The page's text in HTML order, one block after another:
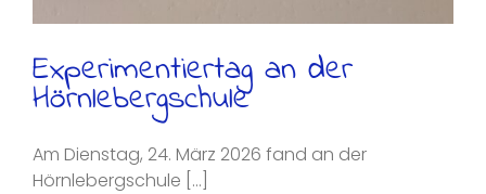
Experimentiertag an der
Hörnlebergschule
Am Dienstag, 24. März 2026 fand an der
Hörnlebergschule [...]